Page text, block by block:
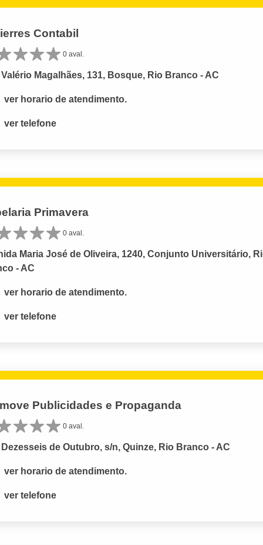
Contabil
0 aval.
Magalhães, 131, Bosque, Rio Branco - AC
ver horario de atendimento.
ver telefone
Primavera
0 aval.
Maria José de Oliveira, 1240, Conjunto Universitário,
- AC
ver horario de atendimento.
ver telefone
Publicidades e Propaganda
0 aval.
de Outubro, s/n, Quinze, Rio Branco - AC
ver horario de atendimento.
ver telefone